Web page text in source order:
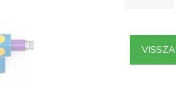
VISSZA